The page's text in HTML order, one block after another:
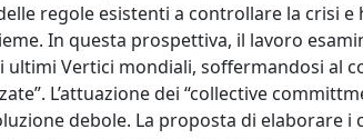
regole esistenti a controllare la crisi
In questa prospettiva, il lavoro
Vertici mondiali, soffermandosi al
L’attuazione dei “collective
debole. La proposta di elaborare i